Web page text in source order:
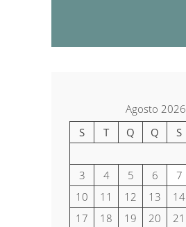
Agosto 2026
S
T Q Q S
3
4 5 6 7
10
11 12 13 14
17
18 19 20 21